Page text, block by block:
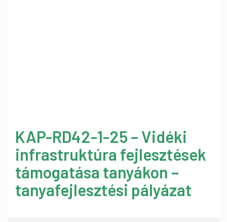
KAP-RD42-1-25 – Vidéki
infrastruktúra fejlesztések
támogatása tanyákon –
tanyafejlesztési pályázat